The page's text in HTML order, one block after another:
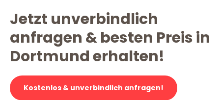
Jetzt unverbindlich
anfragen & besten Preis in
Dortmund erhalten!
Kostenlos & unverbindlich anfragen!